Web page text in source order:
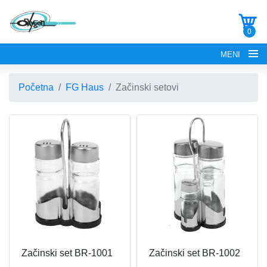
0
MENI
POČETNA
O NAMA
FG ELECTRONICS
Početna FG Haus Začinski setovi
Začinski set BR-1001 Začinski set BR-1002